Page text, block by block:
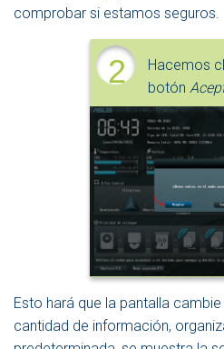
comprobar si estamos seguros.
2
Hacemos
botón
Esto hará que la pantalla
cantidad de información,